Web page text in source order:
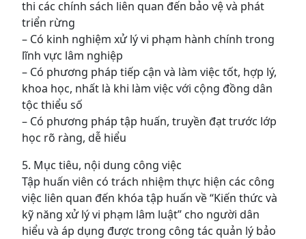
thi các chính sách liên quan đến bảo vệ và phát
triển rừng
– Có kinh nghiệm xử lý vi phạm hành chính trong
lĩnh vực lâm nghiệp
– Có phương pháp tiếp cận và làm việc tốt, hợp lý,
khoa học, nhất là khi làm việc với cộng đồng dân
tộc thiểu số
– Có phương pháp tập huấn, truyền đạt trước lớp
học rõ ràng, dễ hiểu
5. Mục tiêu, nội dung công việc
Tập huấn viên có trách nhiệm thực hiện các công
việc liên quan đến khóa tập huấn về “Kiến thức và
kỹ năng xử lý vi phạm lâm luật” cho người dân
hiểu và áp dụng được trong công tác quản lý bảo